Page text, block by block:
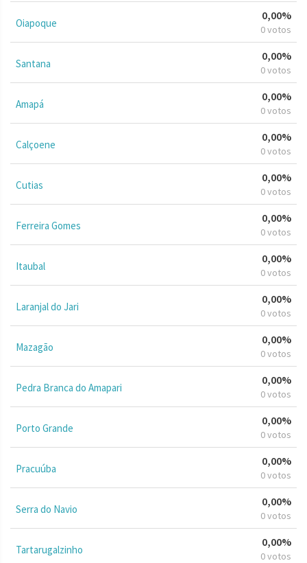
Oiapoque
0,00%
0 votos
Santana
0,00%
0 votos
Amapá
0,00%
0 votos
Calçoene
0,00%
0 votos
Cutias
0,00%
0 votos
Ferreira Gomes
0,00%
0 votos
Itaubal
0,00%
0 votos
Laranjal do Jari
0,00%
0 votos
Mazagão
0,00%
0 votos
Pedra Branca do Amapari
0,00%
0 votos
Porto Grande
0,00%
0 votos
Pracuúba
0,00%
0 votos
Serra do Navio
0,00%
0 votos
Tartarugalzinho
0,00%
0 votos